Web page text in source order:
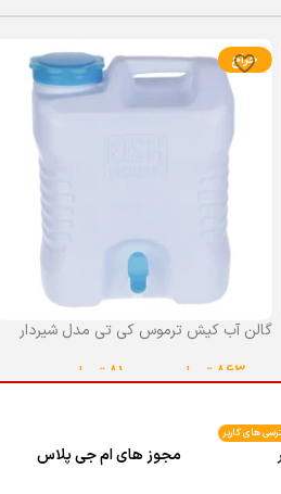
حراج
گالن آب کیش ترموس کی تی مدل شیردار
863,000 تومان 810,000 تومان
های کاربر
مجوز های ام جی پلاس